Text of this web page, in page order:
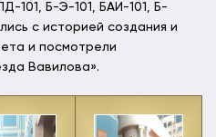
101, Б-Э-101, БАИ-101, Б-
с историей создания и
и посмотрели
Вавилова».